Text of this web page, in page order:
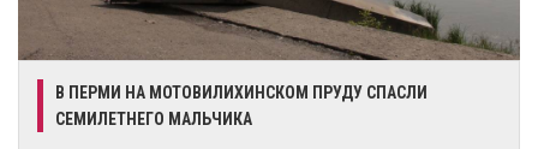
​В ПЕРМИ НА МОТОВИЛИХИНСКОМ ПРУДУ СПАСЛИ
СЕМИЛЕТНЕГО МАЛЬЧИКА